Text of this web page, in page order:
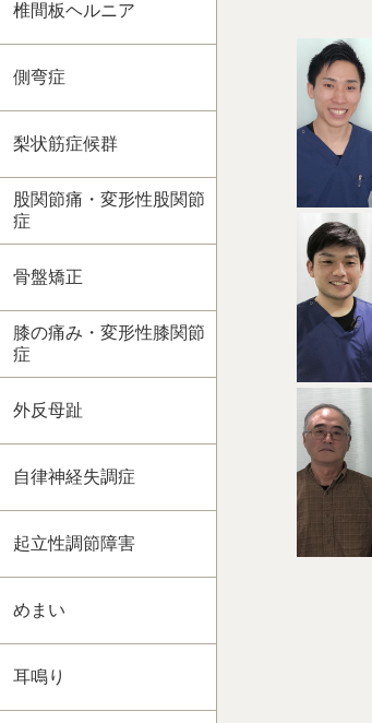
椎間板ヘルニア
側弯症
梨状筋症候群
股関節痛・変形性股関節
症
骨盤矯正
膝の痛み・変形性膝関節
症
外反母趾
自律神経失調症
起立性調節障害
めまい
耳鳴り